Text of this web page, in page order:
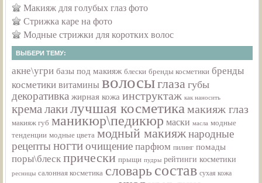
Макияж для голубых глаз фото
Стрижка каре на фото
Модные стрижки для коротких волос
ВЫБЕРИ ТЕМУ:
акне\угри базы под макияж блески бренды косметики бренды
косметики витамины волосыглаза губы
декоративка жирная кожа инструктаж как наносить
крема лакилучшая косметика макияж глаз
макияж губ маникюр\педикюр маски масла модные
тенденции модные цвета модный макияжнародные
рецепты ногтиочищение парфюм пилинг помады
поры\блеск прически прыщи пудры рейтинги косметики
ресницы салонная косметика словарьсостав сухая кожа